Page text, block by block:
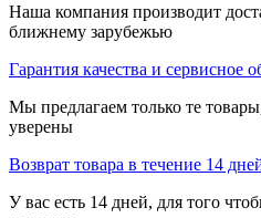
Наша компания производит
ближнему зарубежью
Гарантия качества и сервисное
Мы предлагаем только те
уверены
Возврат товара в течение 14
У вас есть 14 дней, для того